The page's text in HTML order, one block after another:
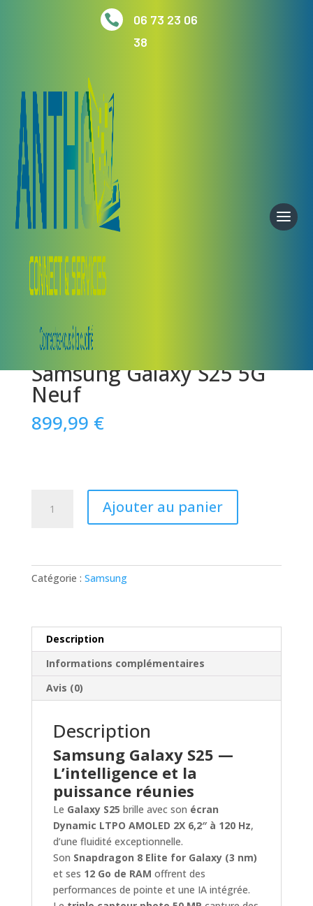

06 73 23 06
38
Accueil Samsung
Samsung Galaxy S25 5G
Neuf
899,99 €
5G
Ajouter au panier
Catégorie : Samsung
Description
Informations complémentaires
Avis (0)
Description
Samsung Galaxy S25 —
L’intelligence et la
puissance réunies
Le Galaxy S25 brille avec son écran
Dynamic LTPO AMOLED 2X 6,2″ à 120 Hz,
d’une fluidité exceptionnelle.
Son Snapdragon 8 Elite for Galaxy (3 nm)
et ses 12 Go de RAM offrent des
performances de pointe et une IA intégrée.